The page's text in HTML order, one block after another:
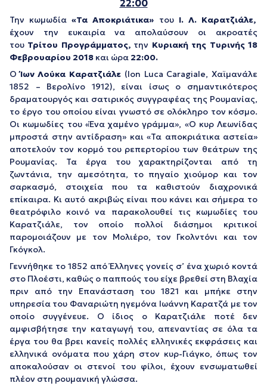
22:00
Την κωμωδία«Τα Αποκριάτικα» τουΙ. Λ. Καρατζιάλε,
έχουν την ευκαιρία να απολαύσουν οι ακροατές
του Τρίτου Προγράμματος,την Κυριακή της Τυρινής 18
Φεβρουαρίου 2018 και ώρα 22:00.
ΟΊων Λούκα Καρατζιάλε (Ion Luca Caragiale, Χαϊμανάλε
1852 – Βερολίνο 1912), είναι ίσως ο σημαντικότερος
δραματουργός και σατιρικός συγγραφέας της Ρουμανίας,
το έργο του οποίου είναι γνωστό σε ολόκληρο τον κόσμο.
Οι κωμωδίες του «Ένα χαμένο γράμμα», «Ο κυρ Λεωνίδας
μπροστά στην αντίδραση» και «Τα αποκριάτικα αστεία»
αποτελούν τον κορμό του ρεπερτορίου των θεάτρων της
Ρουμανίας. Τα έργα του χαρακτηρίζονται από τη
ζωντάνια, την αμεσότητα, το πηγαίο χιούμορ και τον
σαρκασμό, στοιχεία που τα καθιστούν διαχρονικά
επίκαιρα. Κι αυτό ακριβώς είναι που κάνει και σήμερα το
θεατρόφιλο κοινό να παρακολουθεί τις κωμωδίες του
Καρατζιάλε, τον οποίο πολλοί διάσημοι κριτικοί
παρομοιάζουν με τον Μολιέρο, τον Γκολντόνι και τον
Γκόγκολ.
Γεννήθηκε το 1852 από Έλληνες γονείς σ’ ένα χωριό κοντά
στο Πλοέστι, καθώς ο παππούς του είχε βρεθεί στη Βλαχία
πριν από την Επανάσταση του 1821 και μπήκε στην
υπηρεσία του Φαναριώτη ηγεμόνα Ιωάννη Καρατζά με τον
οποίο συγγένευε. Ο ίδιος ο Καρατζιάλε ποτέ δεν
αμφισβήτησε την καταγωγή του, απεναντίας σε όλα τα
έργα του θα βρει κανείς πολλές ελληνικές εκφράσεις και
ελληνικά ονόματα που χάρη στον κυρ-Γιάγκο, όπως τον
αποκαλούσαν οι στενοί του φίλοι, έχουν ενσωματωθεί
πλέον στη ρουμανική γλώσσα.